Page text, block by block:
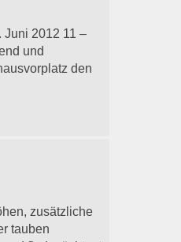
Juni 2012 11 –
und
den
zusätzliche
tauben